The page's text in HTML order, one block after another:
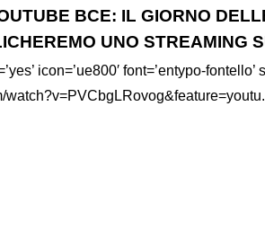
BCE: IL GIORNO
UNO STREAMING
icon=’ue800′ font=’entypo-